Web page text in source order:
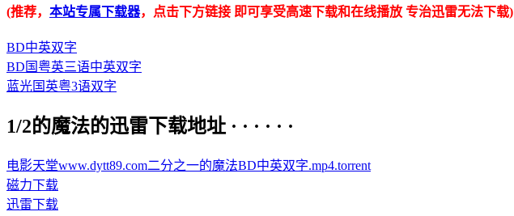
(推荐， 本站专属下载器，点击下方链接 即可享受高速下载和在线播放 专治迅雷无法下载)
BD中英双字
BD国粤英三语中英双字
蓝光国英粤3语双字
1/2的魔法的迅雷下载地址 · · · · · ·
电影天堂www.dytt89.com二分之一的魔法BD中英双字.mp4.torrent
磁力下载
迅雷下载